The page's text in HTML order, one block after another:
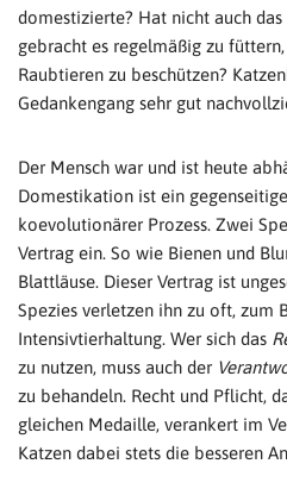
domestizierte? Hat nicht auch das
gebracht es regelmäßig zu
Raubtieren zu beschützen?
Gedankengang sehr gut
Der Mensch war und ist heute
Domestikation ist ein
koevolutionärer Prozess. Zwei
Vertrag ein. So wie Bienen und
Blattläuse. Dieser Vertrag ist
Spezies verletzen ihn zu oft, zum
Intensivtierhaltung. Wer sich das
zu nutzen, muss auch der
zu behandeln. Recht und Pflicht,
gleichen Medaille, verankert im
Katzen dabei stets die besseren